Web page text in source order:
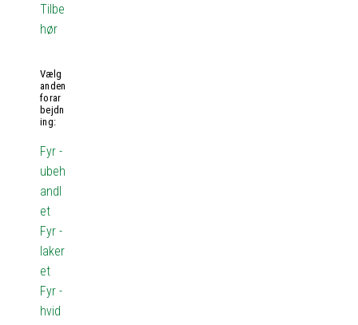
Tilbe
hør
Vælg
anden
forar
bejdn
ing:
Fyr -
ubeh
andl
et
Fyr -
laker
et
Fyr -
hvid